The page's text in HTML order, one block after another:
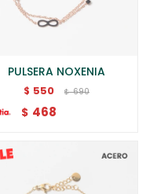
PULSERA NOXENIA
$ 550 $ 690
$ 468